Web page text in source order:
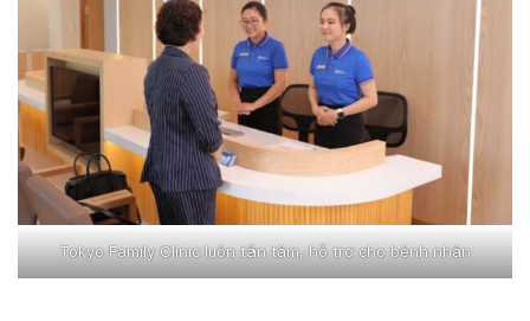
Tokyo Family Clinic luôn tận tâm, hỗ trợ cho bệnh nhân